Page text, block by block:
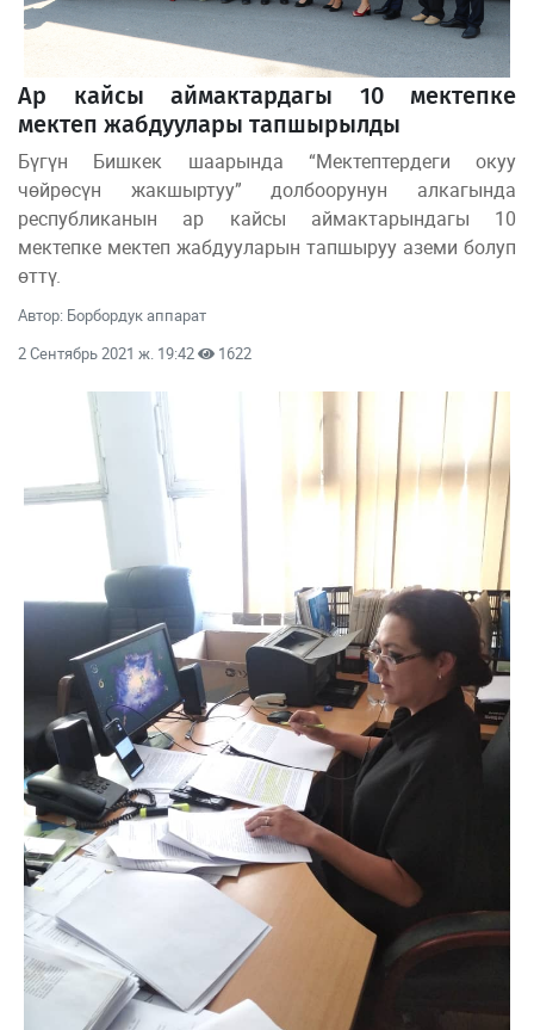
Ар кайсы аймактардагы 10 мектепке
мектеп жабдуулары тапшырылды
Бүгүн Бишкек шаарында “Мектептердеги окуу
чөйрөсүн жакшыртуу” долбоорунун алкагында
республиканын ар кайсы аймактарындагы 10
мектепке мектеп жабдууларын тапшыруу аземи болуп
өттү.
Автор: Борбордук аппарат
2 Сентябрь 2021 ж. 19:42
1622